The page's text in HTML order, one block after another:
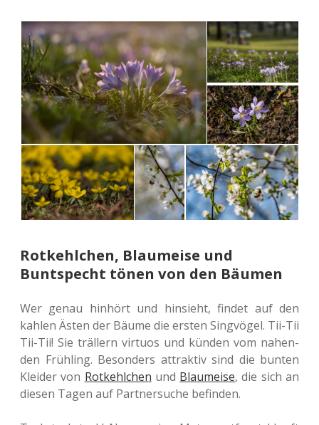
Rotkehlchen, Blaumeise und
Buntspecht tönen von den Bäumen
Wer genau hin­hört und hin­sieht, findet auf den
kahlen Ästen der Bäume die ersten Sing­vö­gel. Tii-Tii
Tii-Tii! Sie träl­lern vir­tu­os und künden vom nahen­
den Früh­ling. Beson­ders attrak­tiv sind die bunten
Klei­der von Rot­kehl­chen und Blau­mei­se, die sich an
diesen Tagen auf Part­ner­su­che befinden.